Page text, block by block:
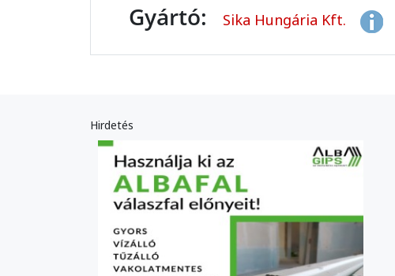
Gyártó: Sika Hungária Kft.
Hirdetés